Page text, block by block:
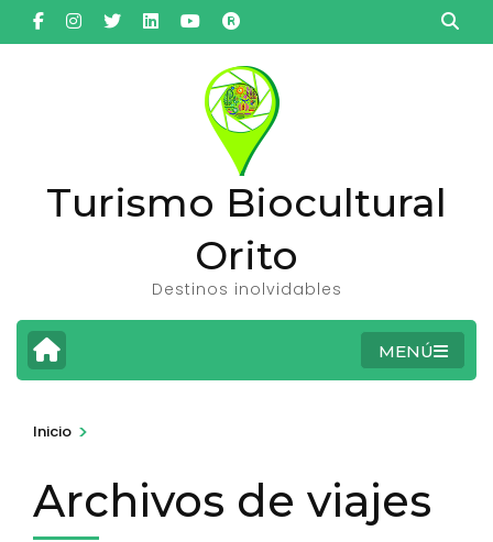
Saltar
al
Intro)Turismo Biocultural
Orito
Destinos inolvidables
MENÚ
Inicio >
Archivos de viajes